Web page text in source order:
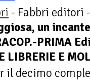
- Fabbri editori
un
PRIMA
E
il decimo